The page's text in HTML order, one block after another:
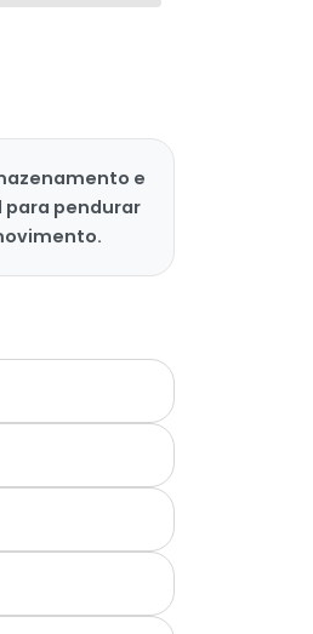
e
para pendurar